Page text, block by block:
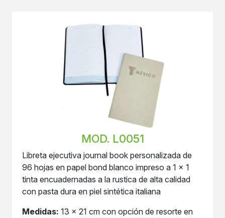
MOD. L0051
Libreta ejecutiva journal book personalizada de
96 hojas en papel bond blanco impreso a 1 x 1
tinta encuadernadas a la rustica de alta calidad
con pasta dura en piel sintética italiana
Medidas: 13 x 21 cm con opción de resorte en